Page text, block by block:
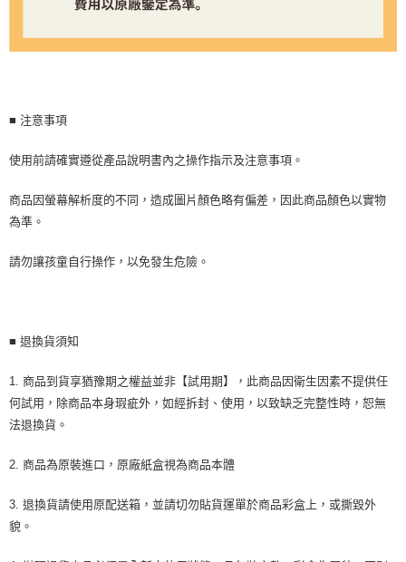
■ 注意事項
使用前請確實遵從產品說明書內之操作指示及注意事項。
商品因螢幕解析度的不同，造成圖片顏色略有偏差，因此商品顏色以實物
為準。
請勿讓孩童自行操作，以免發生危險。
■ 退換貨須知
1. 商品到貨享猶豫期之權益並非【試用期】，此商品因衛生因素不提供任
何試用，除商品本身瑕疵外，如經拆封、使用，以致缺乏完整性時，恕無
法退換貨。
2. 商品為原裝進口，原廠紙盒視為商品本體
3. 退換貨請使用原配送箱，並請切勿貼貨運單於商品彩盒上，或撕毀外
貌。